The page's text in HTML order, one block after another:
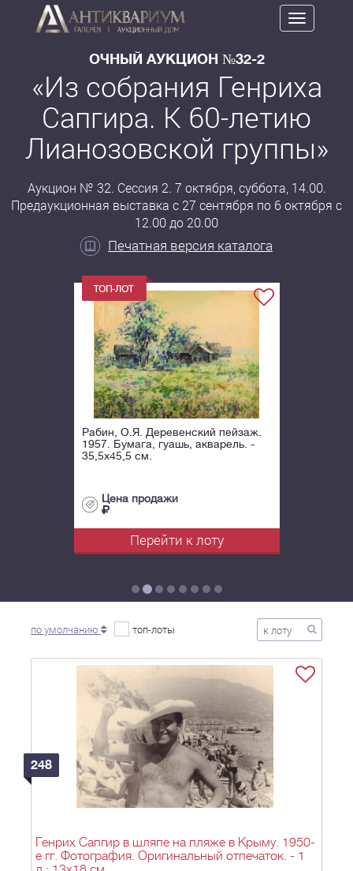
Toggle
navigation
ОЧНЫЙ АУКЦИОН №32-2
«Из собрания Генриха
Сапгира. К 60-летию
Лианозовской группы»
Аукцион № 32. Сессия 2. 7 октября, суббота, 14.00.
Предаукционная выставка с 27 сентября по 6 октября с
12.00 до 20.00
Печатная версия каталога
Рабин, О.Я. Деревенский пейзаж.
1957. Бумага, гуашь, акварель. -
35,5х45,5 см.
Цена продажи
Перейти к лоту
по умолчанию топ-лоты
248
Генрих Сапгир в шляпе на пляже в Крыму. 1950-
е гг. Фотография. Оригинальный отпечаток. - 1